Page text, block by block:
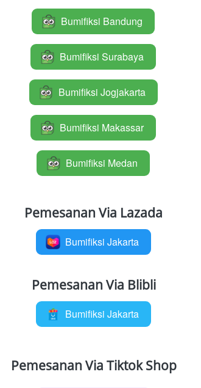
` Bumifiksi Bandung
` Bumifiksi Surabaya
` Bumifiksi Jogjakarta
` Bumifiksi Makassar
` Bumifiksi Medan
Pemesanan Via Lazada
` Bumifiksi Jakarta
Pemesanan Via Blibli
` Bumifiksi Jakarta
Pemesanan Via Tiktok Shop